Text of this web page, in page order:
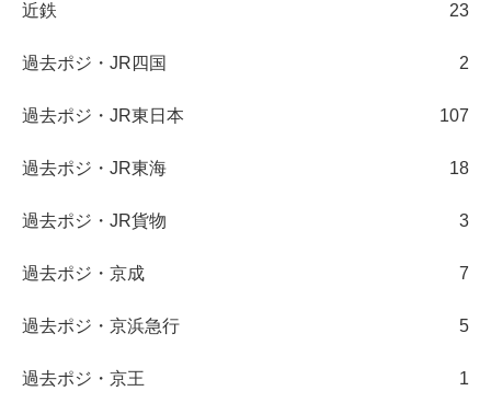
近鉄 23
過去ポジ・JR四国 2
過去ポジ・JR東日本 107
過去ポジ・JR東海 18
過去ポジ・JR貨物 3
過去ポジ・京成 7
過去ポジ・京浜急行 5
過去ポジ・京王 1